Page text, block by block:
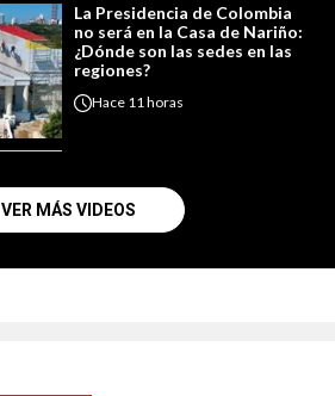
La Presidencia de Colombia
no será en la Casa de Nariño:
¿Dónde son las sedes en las
regiones?
Hace 11 horas
VER MÁS VIDEOS